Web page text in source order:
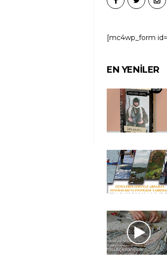
[mc4wp_form
EN YENILER